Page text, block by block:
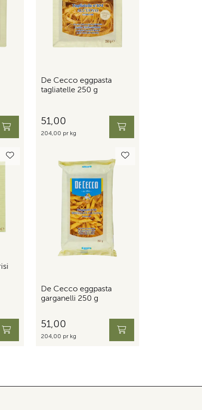
De Cecco eggpasta
tagliatelle 250 g
51,00
204,00 pr kg
De Cecco eggpasta
garganelli 250 g
51,00
204,00 pr kg